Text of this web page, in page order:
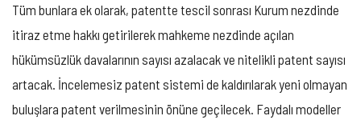
Tüm bunlara ek olarak, patentte tescil sonrası Kurum nezdinde
itiraz etme hakkı getirilerek mahkeme nezdinde açılan
hükümsüzlük davalarının sayısı azalacak ve nitelikli patent sayısı
artacak. İncelemesiz patent sistemi de kaldırılarak yeni olmayan
buluşlara patent verilmesinin önüne geçilecek. Faydalı modeller